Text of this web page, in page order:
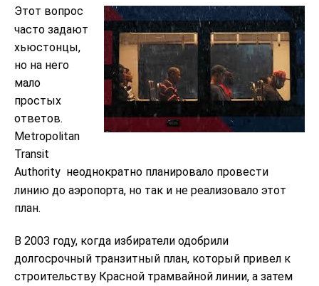
Этот вопрос
часто задают
хьюстонцы,
но на него
мало
простых
ответов.
Metropolitan
Transit
Authority неоднократно планировало провести
линию до аэропорта, но так и не реализовало этот
план.
В 2003 году, когда избиратели одобрили
долгосрочный транзитный план, который привел к
строительству Красной трамвайной линии, а затем